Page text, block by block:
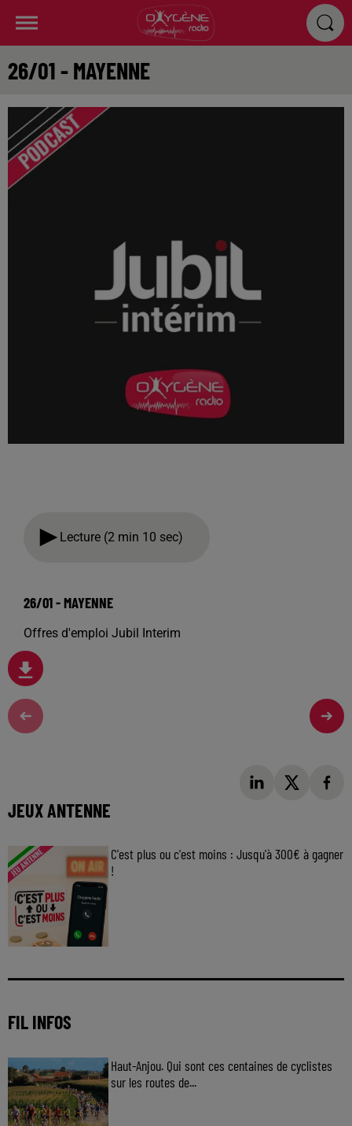
26/01 - MAYENNE
Lecture (2 min 10 sec)
26/01 - MAYENNE
Offres d'emploi Jubil Interim
JEUX ANTENNE
C'est plus ou c'est moins : Jusqu'à 300€ à gagner
!
FIL INFOS
Haut-Anjou. Qui sont ces centaines de cyclistes
sur les routes de...